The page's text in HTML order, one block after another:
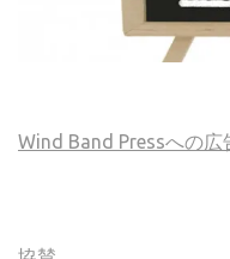
Wind Band Pressへの広